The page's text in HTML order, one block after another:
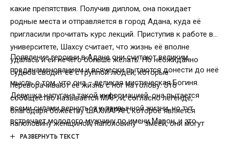
какие препятствия. Получив диплом, она покидает
родные места и отправляется в город Адана, куда её
пригласили прочитать курс лекций. Приступив к работе в
университете, Шахсу считает, что жизнь её вполне
удалась и ей нечего больше желать. Но неожиданно
судьба сводит её с группой людей, которые
переворачивают её жизнь с ног на голову. Это
сообщество называется МАР, и, согласно легенде,
благодаря божеству ШАХМАРАН, которое является
наполовину женщиной, наполовину – змеёй, они могут
излечить людей абсолютно от любой болезни.
Появление героини в Адане они считают великим
предзнаменованием и всячески пытаются донести до неё
мысль о том, что она – великая мистическая Богиня.
Девушка напугана такой информацией, она пытается
всеми силами вернуться к привычной жизни, но тут
встречает молодого мужчину по имени Марон, и это
становится ещё одним крутым поворотом судьбы
РАЗВЕРНУТЬ ТЕКСТ